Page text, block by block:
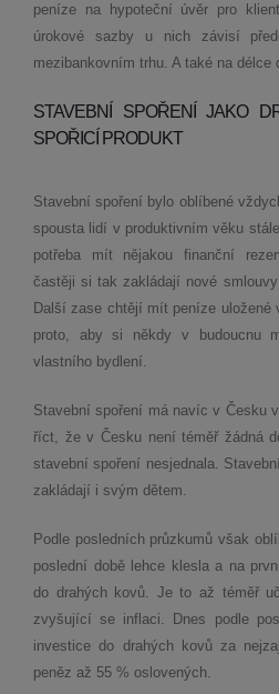
peníze na hypoteční úvěr pro
úrokové sazby u nich závisí
mezibankovním trhu. A také na délce
STAVEBNÍ SPOŘENÍ JAKO
SPOŘICÍ PRODUKT
Stavební spoření bylo oblíbené
spousta lidí v produktivním věku
potřeba mít nějakou finanční
častěji si tak zakládají nové
Další zase chtějí mít peníze uložené
proto, aby si někdy v budoucnu
vlastního bydlení.
Stavební spoření má navíc v Česku
říct, že v Česku není téměř žádná
stavební spoření nesjednala.
zakládají i svým dětem.
Podle posledních průzkumů však
poslední době lehce klesla a na
do drahých kovů. Je to až téměř
zvyšující se inflaci. Dnes podle
investice do drahých kovů za
peněz až 55 % oslovených.